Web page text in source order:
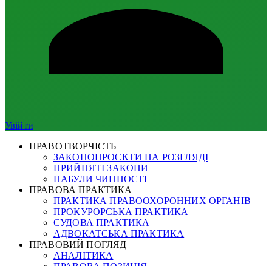
Увійти
ПРАВОТВОРЧІСТЬ
ЗАКОНОПРОЄКТИ НА РОЗГЛЯДІ
ПРИЙНЯТІ ЗАКОНИ
НАБУЛИ ЧИННОСТІ
ПРАВОВА ПРАКТИКА
ПРАКТИКА ПРАВООХОРОННИХ ОРГАНІВ
ПРОКУРОРСЬКА ПРАКТИКА
СУДОВА ПРАКТИКА
АДВОКАТСЬКА ПРАКТИКА
ПРАВОВИЙ ПОГЛЯД
АНАЛІТИКА